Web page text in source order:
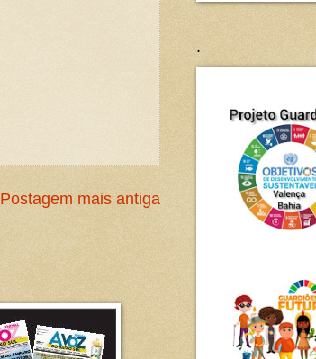
Postagem mais antiga
.